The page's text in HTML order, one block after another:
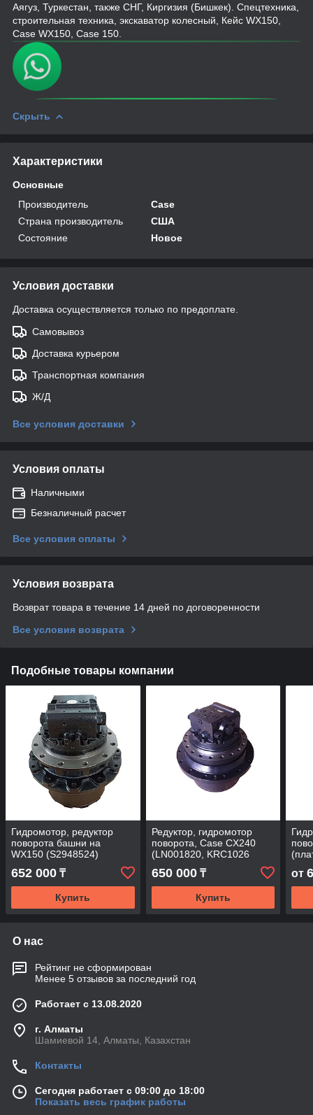
Аягуз, Туркестан, также СНГ, Киргизия (Бишкек). Спецтехника,
строительная техника, экскаватор колесный, Кейс WX150,
Case WX150, Case 150.
Скрыть
Характеристики
Основные
Производитель
Case
Страна производитель
США
Состояние
Новое
Условия доставки
Доставка осуществляется только по предоплате.
Самовывоз
Доставка курьером
Транспортная компания
Ж/Д
Все условия доставки
Условия оплаты
Наличными
Безналичный расчет
Все условия оплаты
Условия возврата
Возврат товара в течение 14 дней по договоренности
Все условия возврата
Подобные товары компании
Гидромотор, редуктор
поворота башни на
WX150 (S2948524)
652 000 ₸
Купить
Редуктор, гидромотор
поворота, Case CX240
(LN001820, KRC1026
650 000₸
Купить
3
от
О нас
Рейтинг не сформирован
Менее 5 отзывов за последний год
Работает с 13.08.2020
г. Алматы
Шамиевой 14, Алматы, Казахстан
Контакты
Сегодня работает с 09:00 до 18:00
Показать весь график работы